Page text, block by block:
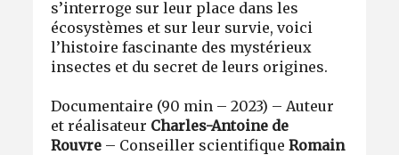
s’interroge sur leur place dans les
écosystèmes et sur leur survie, voici
l’histoire fascinante des mystérieux
insectes et du secret de leurs origines.
Documentaire (90 min – 2023) – Auteur
et réalisateur Charles-Antoine de
Rouvre – Conseiller scientifiqueRomain